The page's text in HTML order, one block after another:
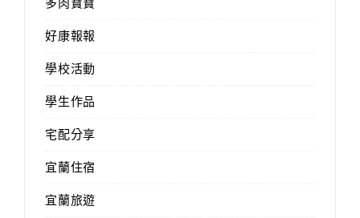
多肉寶寶
好康報報
學校活動
學生作品
宅配分享
宜蘭住宿
宜蘭旅遊